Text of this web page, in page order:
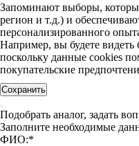
Запоминают выборы,
регион и т.д.) и
персонализированного
Например, вы будете видеть
поскольку данные cookies
покупательские
Сохранить
Подобрать аналог, задать
Заполните необходимые
ФИО:*